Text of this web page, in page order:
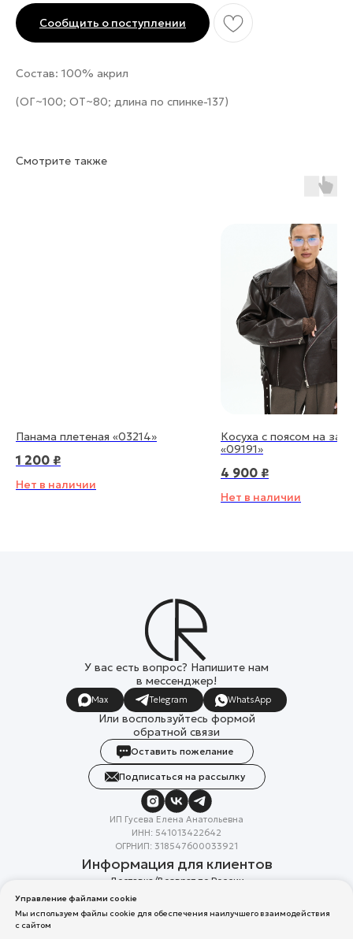
Сообщить о поступлении
Состав: 100% акрил
(ОГ~100; ОТ~80; длина по спинке-137)
Смотрите также
Панама плетеная «03214»
1 200 ₽
Нет в наличии
Косуха с поясом на
«09191»
4 900 ₽
Нет в наличии
У вас есть вопрос? Напишите нам
в мессенджер!
Max Telegram WhatsApp
Или воспользуйтесь формой
обратной связи
Оставить пожелание
Подписаться на рассылку
ИП Гусева Елена Анатольевна
ИНН: 541013422642
ОГРНИП: 318547600033921
Информация для клиентов
Доставка/Возврат по России
Скидка в день рождения
Вакансии
Управление файлами cookie
Мы используем файлы cookie для обеспечения наилучшего взаимодействия
с сайтом